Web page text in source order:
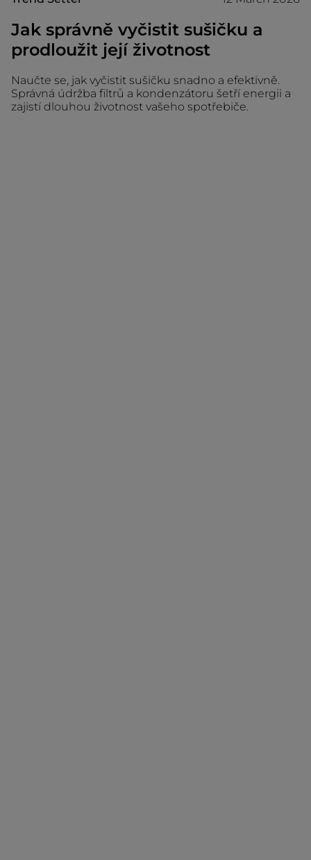
Jak správně vyčistit sušičku a
prodloužit její životnost
Naučte se, jak vyčistit sušičku snadno a efektivně.
Správná údržba filtrů a kondenzátoru šetří energii a
zajistí dlouhou životnost vašeho spotřebiče.